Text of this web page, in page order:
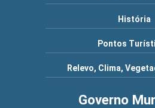
História
Pontos
Relevo, Clima,
Governo